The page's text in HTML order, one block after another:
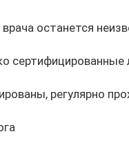
останется
сертифицированные
регулярно